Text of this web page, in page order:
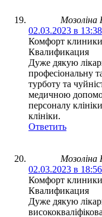
Мозоліна
02.03.2023 в 13:38
Комфорт клиники
Квалификация
Дуже дякую
професіональну
турботу та
медичною
персоналу
клініки.
Ответить
Мозоліна
02.03.2023 в 18:56
Комфорт клиники
Квалификация
Дуже дякую